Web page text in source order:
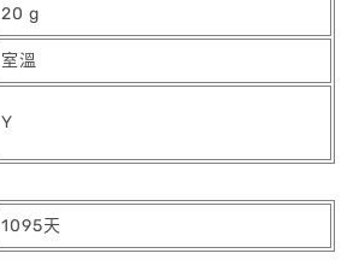
20 g
室溫
Y
1095天